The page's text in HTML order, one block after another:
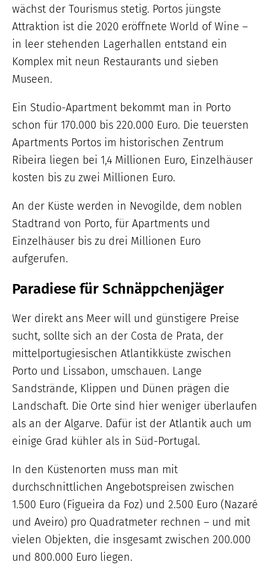
wächst der Tourismus stetig. Portos jüngste
Attraktion ist die 2020 eröffnete World of Wine –
in leer stehenden Lagerhallen entstand ein
Komplex mit neun Restaurants und sieben
Museen.
Ein Studio-Apartment bekommt man in Porto
schon für 170.000 bis 220.000 Euro. Die teuersten
Apartments Portos im historischen Zentrum
Ribeira liegen bei 1,4 Millionen Euro, Einzelhäuser
kosten bis zu zwei Millionen Euro.
An der Küste werden in Nevogilde, dem noblen
Stadtrand von Porto, für Apartments und
Einzelhäuser bis zu drei Millionen Euro
aufgerufen.
Paradiese für Schnäppchenjäger
Wer direkt ans Meer will und günstigere Preise
sucht, sollte sich an der Costa de Prata, der
mittelportugiesischen Atlantikküste zwischen
Porto und Lissabon, umschauen. Lange
Sandstrände, Klippen und Dünen prägen die
Landschaft. Die Orte sind hier weniger überlaufen
als an der Algarve. Dafür ist der Atlantik auch um
einige Grad kühler als in Süd-Portugal.
In den Küstenorten muss man mit
durchschnittlichen Angebotspreisen zwischen
1.500 Euro (Figueira da Foz) und 2.500 Euro (Nazaré
und Aveiro) pro Quadratmeter rechnen – und mit
vielen Objekten, die insgesamt zwischen 200.000
und 800.000 Euro liegen.